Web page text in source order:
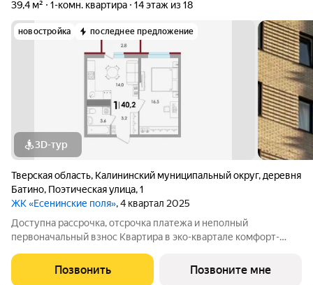
39,4 м²
1-комн. квартира 14 этаж из 18
новостройка последнее предложение
3D-тур
Тверская область, Калининский муниципальный округ, деревня
Батино, Поэтическая улица,1
ЖК «Есенинские поля», 4 квартал 2025
Доступна рассрочка, отсрочка платежа и неполный
первоначальный взнос Квартира в эко-квартале комфорт-
архитектура с панорамным остеклением с 5 этажа. Закрытая
территория с круглосуточной системой
Позвонить Позвоните мне